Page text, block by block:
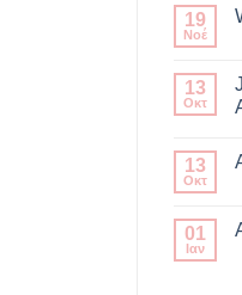
19
Νοέ
13
Οκτ
13
Οκτ
01
Ιαν